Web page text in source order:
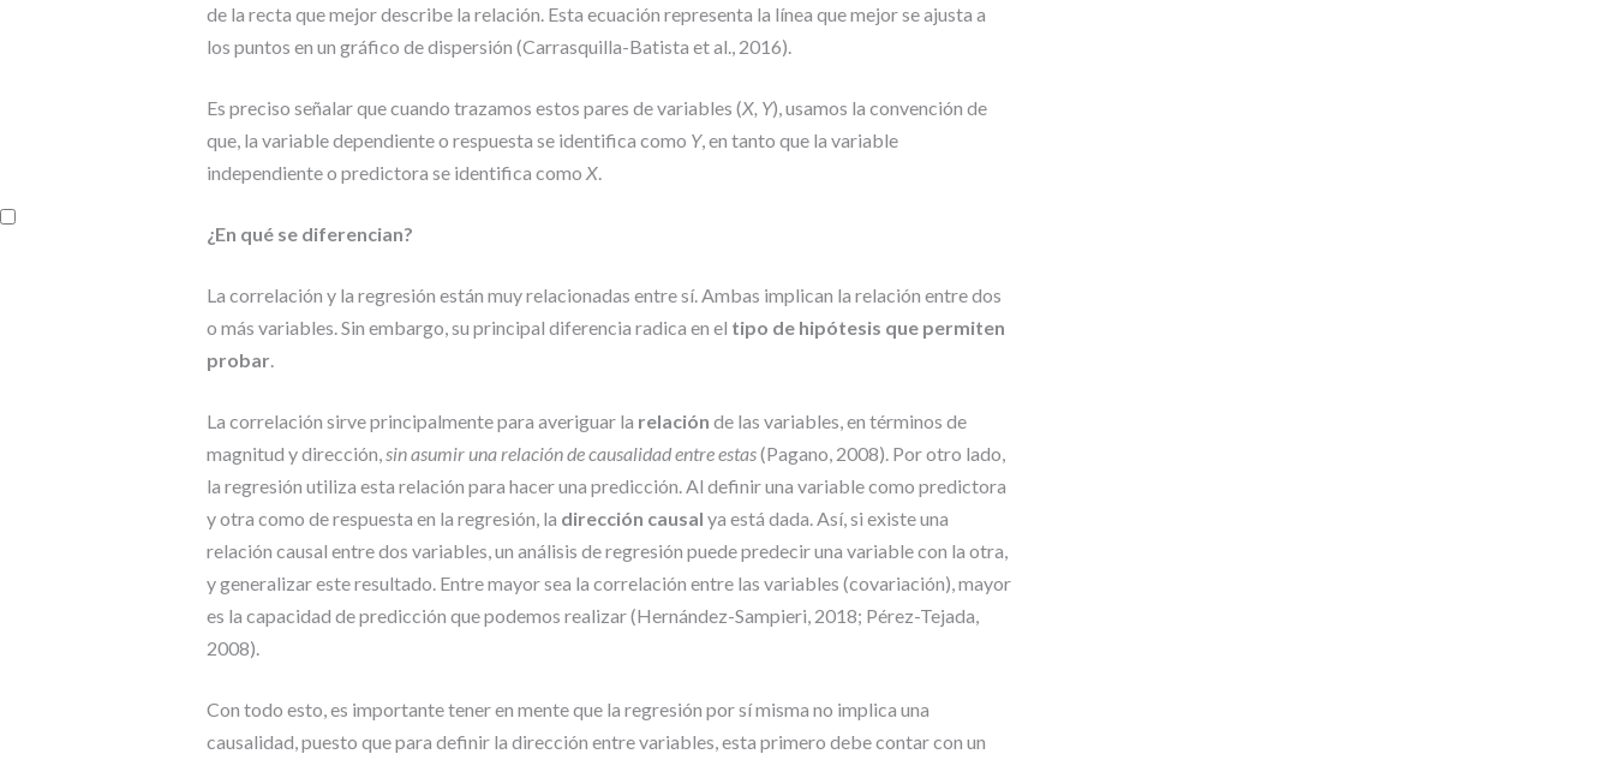
A
E
T
Í
B
A
D
E
G
A
D
O
de la recta que mejor describe la relación. Esta ecuación representa la línea que mejor se ajusta a
los puntos en un gráfico de dispersión (Carrasquilla-Batista et al., 2016).
Es preciso señalar que cuando trazamos estos pares de variables (X, Y), usamos la convención de
que, la variable dependiente o respuesta se identifica como Y, en tanto que la variable
independiente o predictora se identifica como X
¿En qué se diferencian?
La correlación y la regresión están muy relacionadas entre sí. Ambas implican la relación entre dos
o más variables. Sin embargo, su principal diferencia radica en el tipo de hipótesis que permiten
probar
La correlación sirve principalmente para averiguar la relación de las variables, en términos de
magnitud y dirección, sin asumir una relación de causalidad entre estas(Pagano, 2008). Por otro lado,
la regresión utiliza esta relación para hacer una predicción. Al definir una variable como predictora
y otra como de respuesta en la regresión, la dirección causal ya está dada. Así, si existe una
relación causal entre dos variables, un análisis de regresión puede predecir una variable con la otra,
y generalizar este resultado. Entre mayor sea la correlación entre las variables (covariación), mayor
es la capacidad de predicción que podemos realizar (Hernández-Sampieri, 2018; Pérez-Tejada,
2008).
Con todo esto, es importante tener en mente que la regresión por sí misma no implica una
causalidad, puesto que para definir la dirección entre variables, esta primero debe contar con un